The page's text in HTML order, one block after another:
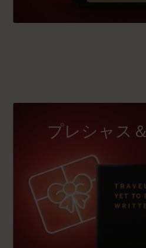
プレシャス